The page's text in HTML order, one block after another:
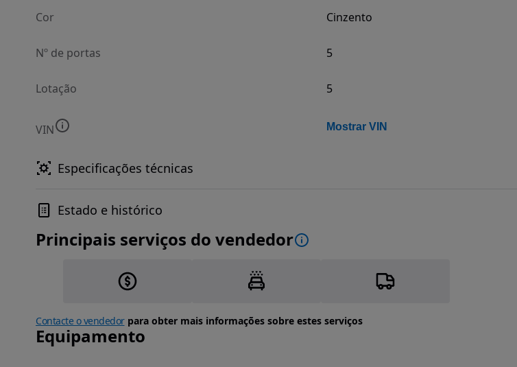
Cor Cinzento
Nº de portas 5
Lotação 5
VIN Mostrar VIN
Especificações técnicas
Estado e histórico
Principais serviços do vendedor
Contacte o vendedorpara obter mais informações sobre estes serviços
Equipamento